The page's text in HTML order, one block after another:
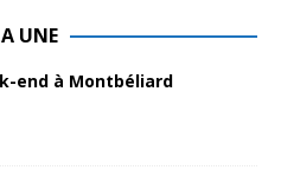
UNE
end à Montbéliard